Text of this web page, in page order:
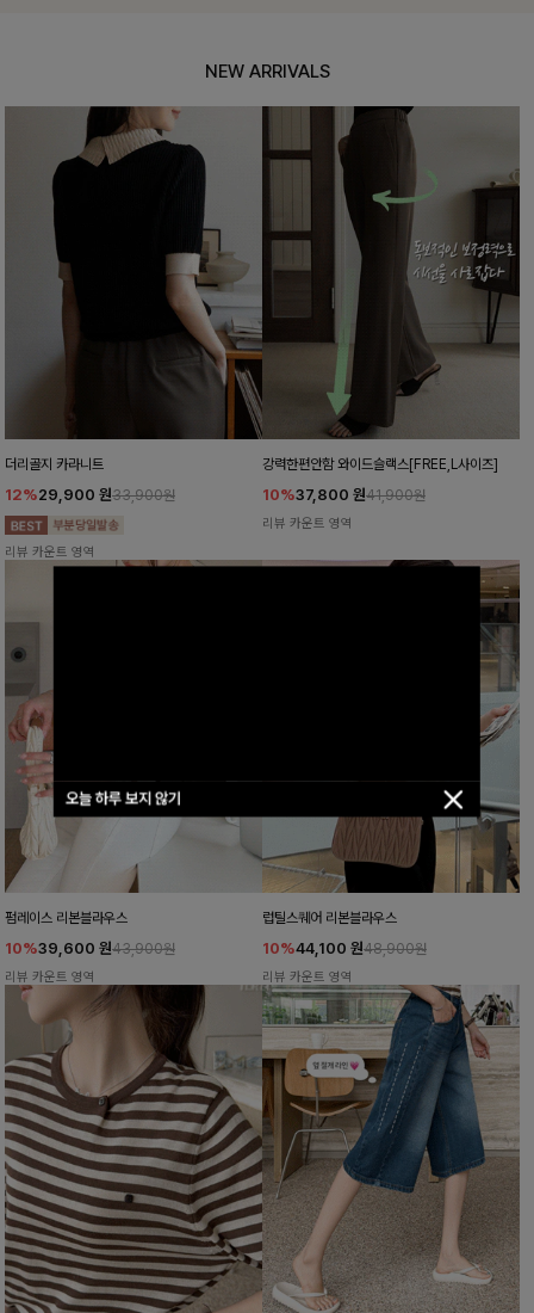
오늘 하루 보지 않기
NEW ARRIVALS
더리골지 카라니트
12%29,900 원33,900원
리뷰 카운트 영역
강력한편안함 와이드슬랙스[FREE,L사이즈]
10%37,800 원41,900원
리뷰 카운트 영역
펌레이스 리본블라우스
10%39,600 원43,900원
리뷰 카운트 영역
럽틸스퀘어 리본블라우스
10%44,100 원48,900원
리뷰 카운트 영역